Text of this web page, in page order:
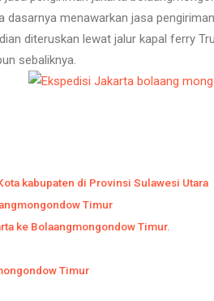
menawarkan jasa
diteruskan lewat jalur kapal ferry
sebaliknya.
kabupaten di Provinsi Sulawesi Utara
Timur
ke Bolaangmongondow Timur.
Timur